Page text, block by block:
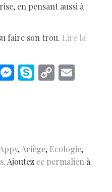
en pensant aussi à
faire son trou. Lire la
M
er
S C
n
k
,Ariège, Ecologie,
. Ajoutez ce permalien à